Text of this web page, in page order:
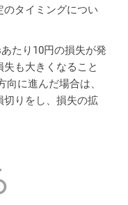
のタイミングについ
たり10円の損失が発
も大きくなること
に進んだ場合は、
切りをし、損失の拡